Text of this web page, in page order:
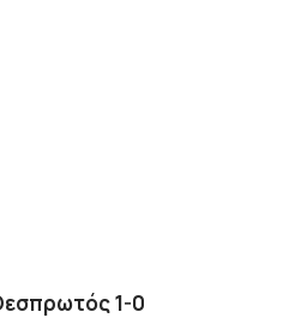
Θεσπρωτός 1-0